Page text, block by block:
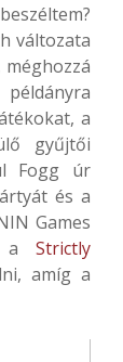
változata
a
gyűjtői
Fogg úr
és a
Games
a Strictly
amíg a